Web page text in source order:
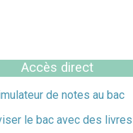
Accès direct
de notes au bac
le bac avec des livres